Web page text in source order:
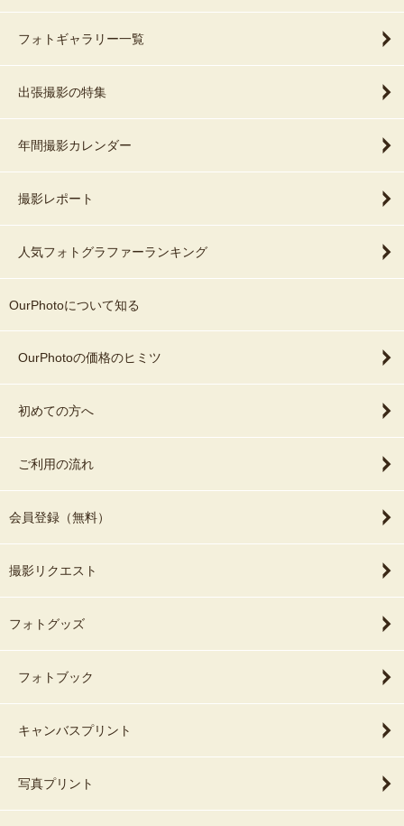
フォトギャラリー一覧
出張撮影の特集
年間撮影カレンダー
撮影レポート
人気フォトグラファーランキング
OurPhotoについて知る
OurPhotoの価格のヒミツ
初めての方へ
ご利用の流れ
会員登録（無料）
撮影リクエスト
フォトグッズ
フォトブック
キャンバスプリント
写真プリント